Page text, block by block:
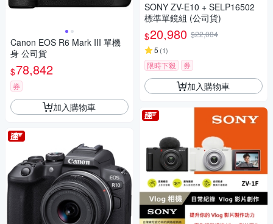
Canon EOS R6 Mark III 單機
身 公司貨
$78,842
券
加入購物車
SONY ZV-E10 + SELP16502
標準單鏡組 (公司貨)
$20,980 $22,084
5 (1)
限時下殺 券
加入購物車